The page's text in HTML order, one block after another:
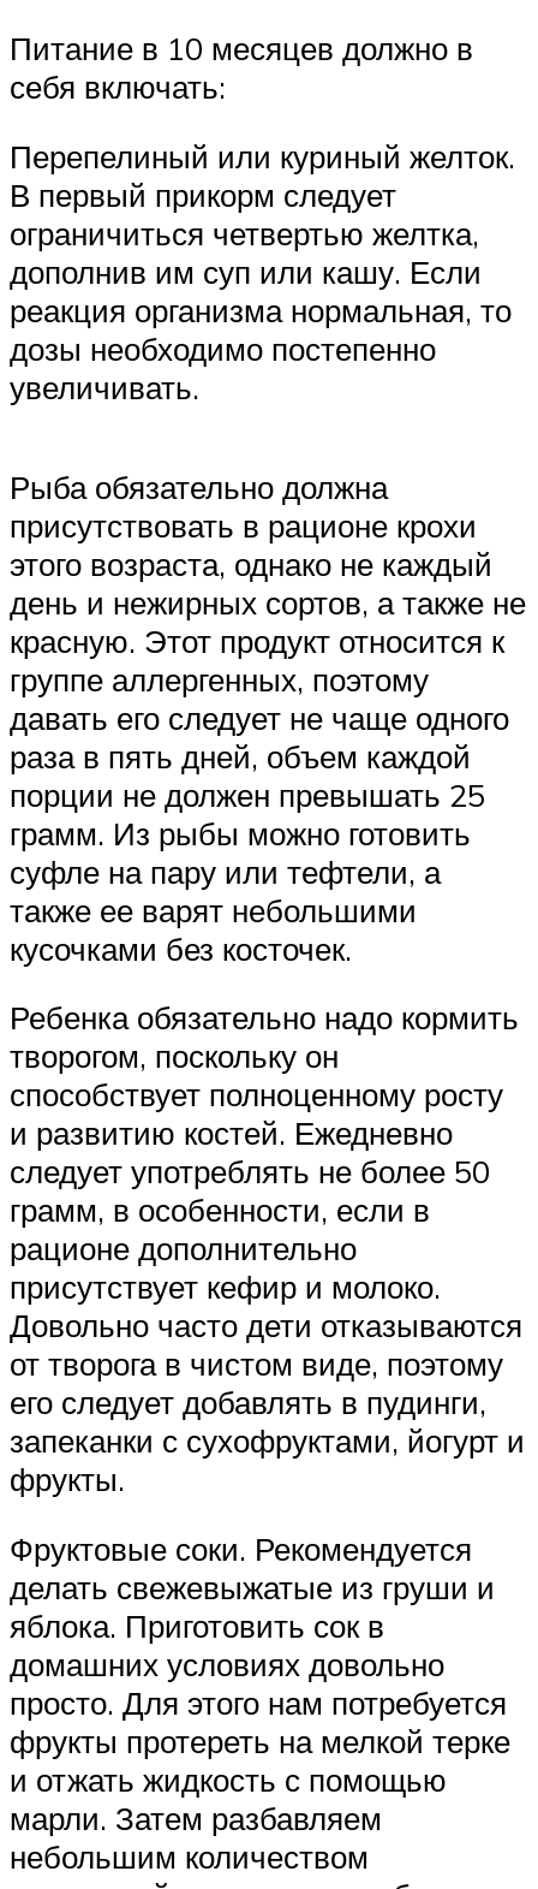
Питание в 10 месяцев должно в
себя включать:
Перепелиный или куриный желток.
В первый прикорм следует
ограничиться четвертью желтка,
дополнив им суп или кашу. Если
реакция организма нормальная, то
дозы необходимо постепенно
увеличивать.
Рыба обязательно должна
присутствовать в рационе крохи
этого возраста, однако не каждый
день и нежирных сортов, а также не
красную. Этот продукт относится к
группе аллергенных, поэтому
давать его следует не чаще одного
раза в пять дней, объем каждой
порции не должен превышать 25
грамм. Из рыбы можно готовить
суфле на пару или тефтели, а
также ее варят небольшими
кусочками без косточек.
Ребенка обязательно надо кормить
творогом, поскольку он
способствует полноценному росту
и развитию костей. Ежедневно
следует употреблять не более 50
грамм, в особенности, если в
рационе дополнительно
присутствует кефир и молоко.
Довольно часто дети отказываются
от творога в чистом виде, поэтому
его следует добавлять в пудинги,
запеканки с сухофруктами, йогурт и
фрукты.
Фруктовые соки. Рекомендуется
делать свежевыжатые из груши и
яблока. Приготовить сок в
домашних условиях довольно
просто. Для этого нам потребуется
фрукты протереть на мелкой терке
и отжать жидкость с помощью
марли. Затем разбавляем
небольшим количеством